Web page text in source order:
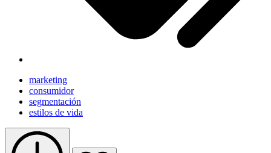
marketing
consumidor
segmentación
estilos de vida